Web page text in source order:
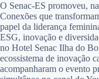
O Senac-ES promoveu,
Conexões que
papel da liderança
ESG, inovação e
no Hotel Senac Ilha do
ecossistema de inovação
acompanharam o evento